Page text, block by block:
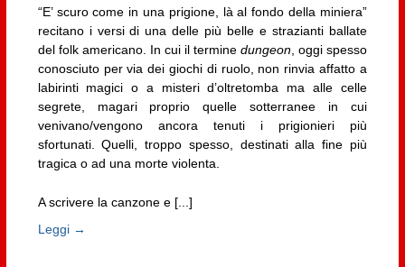
“E’ scuro come in una prigione, là al fondo della miniera”
recitano i versi di una delle più belle e strazianti ballate
del folk americano. In cui il termine dungeon, oggi spesso
conosciuto per via dei giochi di ruolo, non rinvia affatto a
labirinti magici o a misteri d’oltretomba ma alle celle
segrete, magari proprio quelle sotterranee in cui
venivano/vengono ancora tenuti i prigionieri più
sfortunati. Quelli, troppo spesso, destinati alla fine più
tragica o ad una morte violenta.
A scrivere la canzone e [...]
Leggi →